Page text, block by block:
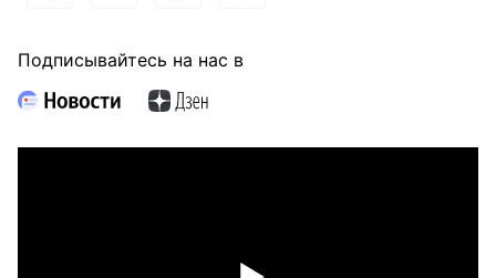
Подписывайтесь на нас в